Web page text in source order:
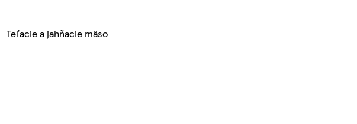
Teľacie a jahňacie mäso